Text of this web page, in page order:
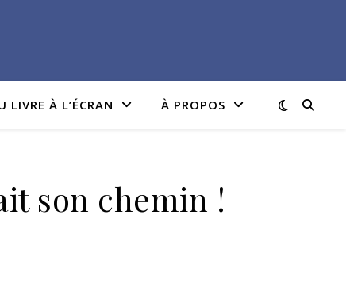
LIVRE À L’ÉCRAN À PROPOS
son chemin !